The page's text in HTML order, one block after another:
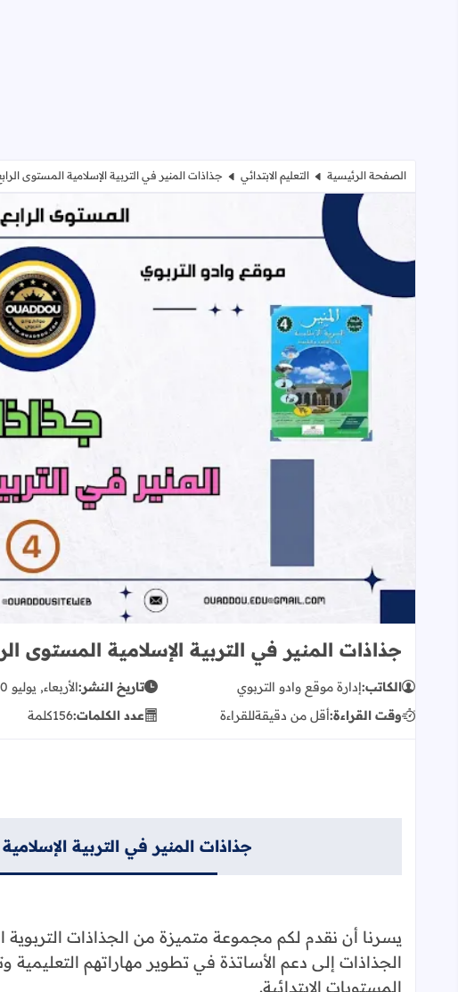
الصفحة الرئيسية التعليم الابتدائي جذاذات المنير في التربية الإسلامية المستوى
جذاذات المنير في التربية الإسلامية المستوى
الكاتب:إدارة موقع وادو التربوي تاريخ النشر:الأربعاء, يوليو 10, 2024
وقت القراءة:أقل من دقيقةللقراءة عدد الكلمات:156كلمة
جذاذات المنير في التربية
يسرنا أن نقدم لكم مجموعة متميزة من الجذاذات التربوية
الجذاذات إلى دعم الأساتذة في تطوير مهاراتهم
المستويات الابتدائية.